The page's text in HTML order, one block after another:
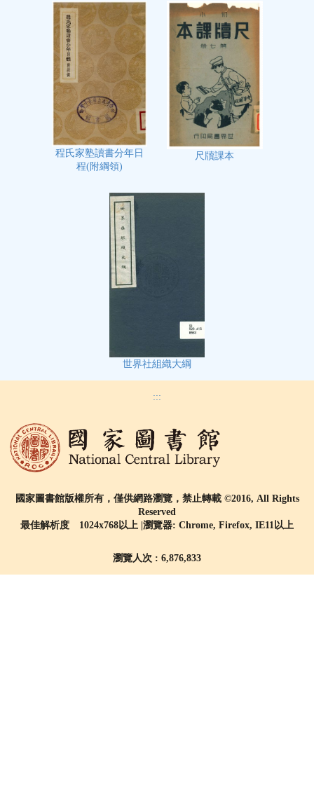
程氏家塾讀書分年日
程(附綱領)
尺牘課本
世界社組織大綱
:::
國家圖書館版權所有，僅供網路瀏覽，禁止轉載 ©2016, All Rights
Reserved
最佳解析度 1024x768以上 |瀏覽器: Chrome, Firefox, IE11以上
瀏覽人次 : 6,876,833